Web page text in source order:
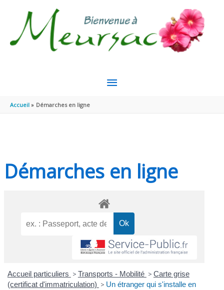
MENU
Accueil Démarches en ligne
Démarches en ligne
Accueil particuliers > Transports - Mobilité > Carte grise
(certificat d'immatriculation) > Un étranger qui s'installe en